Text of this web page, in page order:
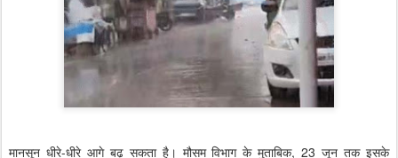
मानसून धीरे-धीरे आगे बढ़ सकता है। मौसम विभाग के मुताबिक, 23 जून तक इसके